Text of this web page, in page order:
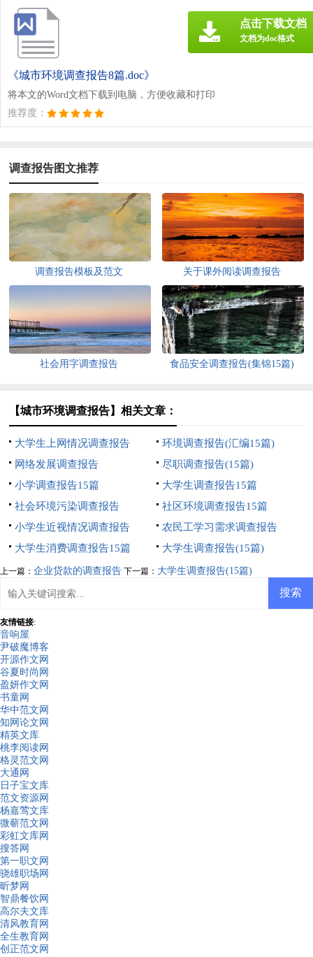
《城市环境调查报告8篇.doc》
将本文的Word文档下载到电脑，方便收藏和打印
推荐度：
点击下载文档
文档为doc格式
调查报告图文推荐
调查报告模板及范文 关于课外阅读调查报告
社会用字调查报告 食品安全调查报告(集锦15篇)
【城市环境调查报告】相关文章：
大学生上网情况调查报告
环境调查报告(汇编15篇)
网络发展调查报告
尽职调查报告(15篇)
小学调查报告15篇
大学生调查报告15篇
社会环境污染调查报告
社区环境调查报告15篇
小学生近视情况调查报告
农民工学习需求调查报告
大学生消费调查报告15篇
大学生调查报告(15篇)
上一篇： 企业贷款的调查报告 下一篇： 大学生调查报告(15篇)
友情链接:
音响屋
尹破魔博客
开源作文网
谷夏时尚网
盈妍作文网
书童网
华中范文网
知网论文网
精英文库
桃李阅读网
格灵范文网
大通网
日子宝文库
范文资源网
杨嘉莺文库
微蕲范文网
彩虹文库网
搜答网
第一职文网
骁雄职场网
昕梦网
智鼎餐饮网
高尔夫文库
清风教育网
全生教育网
创正范文网